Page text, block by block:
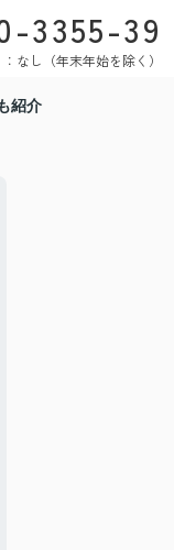
3355-39
なし（年末年始を除く）
紹介